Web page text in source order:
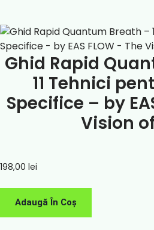
Ghid Rapid
11 Tehnici
Specifice – by
Vision
198,00 lei
Adaugă În Coș